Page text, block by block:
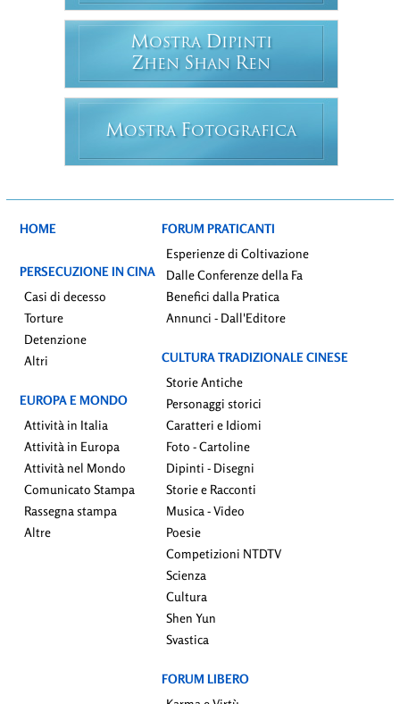
MOSTRA DIPINTI
ZHEN SHAN REN
MOSTRA FOTOGRAFICA
HOME
PERSECUZIONE IN CINA
Casi di decesso
Torture
Detenzione
Altri
EUROPA E MONDO
Attività in Italia
Attività in Europa
Attività nel Mondo
Comunicato Stampa
Rassegna stampa
Altre
FORUM PRATICANTI
Esperienze di Coltivazione
Dalle Conferenze della Fa
Benefici dalla Pratica
Annunci - Dall'Editore
CULTURA TRADIZIONALE CINESE
Storie Antiche
Personaggi storici
Caratteri e Idiomi
Foto - Cartoline
Dipinti - Disegni
Storie e Racconti
Musica - Video
Poesie
Competizioni NTDTV
Scienza
Cultura
Shen Yun
Svastica
FORUM LIBERO